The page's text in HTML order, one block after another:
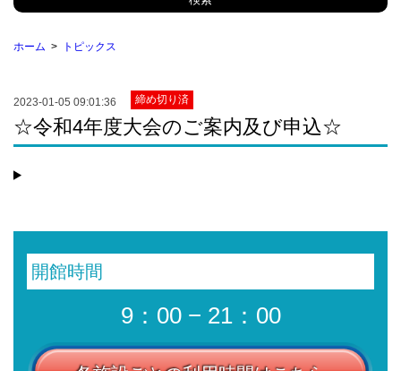
ホーム トピックス
2023-01-05 09:01:36 締め切り済
☆令和4年度大会のご案内及び申込☆
開館時間
9：00 − 21：00